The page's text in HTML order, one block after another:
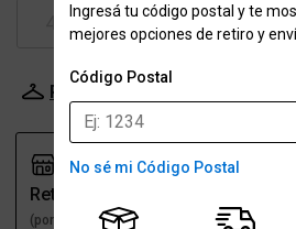
Ingresá tu código postal y te
mejores opciones de retiro y
Código Postal
No sé mi Código Postal
48.5
Probador Virtual
Retiro
(por una sucursal)